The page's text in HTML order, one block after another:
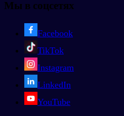
Мы в соцсетях
Facebook
TikTok
Instagram
LinkedIn
YouTube